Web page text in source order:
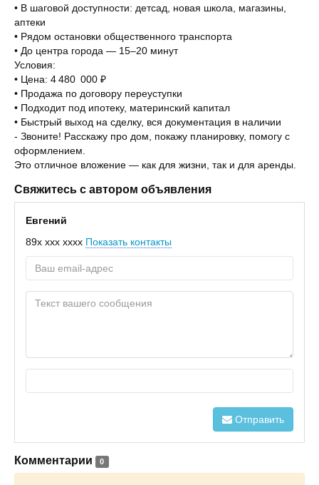
• В шаговой доступности: детсад, новая школа, магазины,
аптеки
• Рядом остановки общественного транспорта
• До центра города — 15–20 минут
Условия:
• Цена: 4 480 000 ₽
• Продажа по договору переуступки
• Подходит под ипотеку, материнский капитал
• Быстрый выход на сделку, вся документация в наличии
- Звоните! Расскажу про дом, покажу планировку, помогу с
оформлением.
Это отличное вложение — как для жизни, так и для аренды.
Свяжитесь с автором объявления
Евгений
89x xxx xxxx Показать контакты
Отправить
Комментарии 0